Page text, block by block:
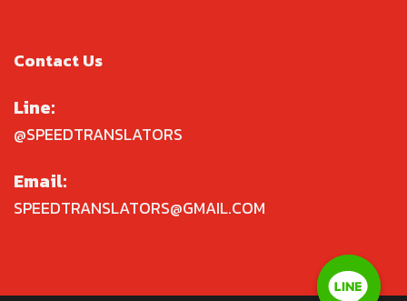
Contact Us
Line:
@SPEEDTRANSLATORS
Email:
SPEEDTRANSLATORS@GMAIL.COM